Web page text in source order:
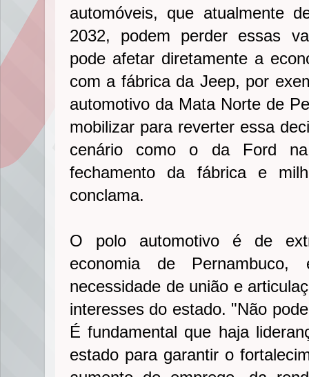
automóveis, que atualmente
2032, podem perder essas
pode afetar diretamente a
com a fábrica da Jeep, por
automotivo da Mata Norte de
mobilizar para reverter essa
cenário como o da Ford
fechamento da fábrica e
conclama.
O polo automotivo é de
economia de
necessidade de união e
interesses do estado. "Não
É fundamental que haja
estado para garantir o